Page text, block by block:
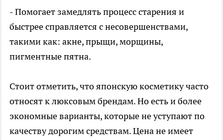
- Помогает замедлять процесс старения и
быстрее справляется с несовершенствами,
такими как: акне, прыщи, морщины,
пигментные пятна.
Стоит отметить, что японскую косметику часто
относят к люксовым брендам. Но есть и более
экономные варианты, которые не уступают по
качеству дорогим средствам. Цена не имеет